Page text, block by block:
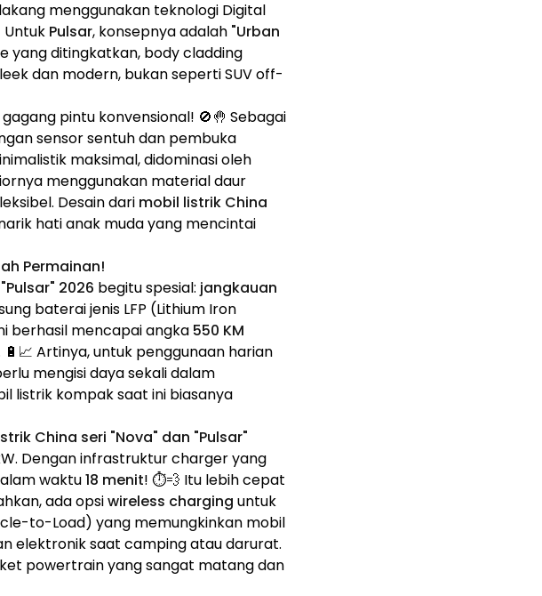
menggunakan teknologi Digital
Untuk Pulsar, konsepnya adalah "Urban
yang ditingkatkan, body cladding
dan modern, bukan seperti SUV off-
pintu konvensional! 🚫🤚 Sebagai
sensor sentuh dan pembuka
maksimal, didominasi oleh
menggunakan material daur
Desain dari mobil listrik China
hati anak muda yang mencintai
Permainan!
2026 begitu spesial: jangkauan
baterai jenis LFP (Lithium Iron
berhasil mencapai angka 550 KM
Artinya, untuk penggunaan harian
mengisi daya sekali dalam
listrik kompak saat ini biasanya
China seri "Nova" dan "Pulsar"
Dengan infrastruktur charger yang
waktu18 menit! ⏱️💨 Itu lebih cepat
ada opsiwireless charging untuk
to-Load) yang memungkinkan mobil
elektronik saat camping atau darurat.
powertrain yang sangat matang dan